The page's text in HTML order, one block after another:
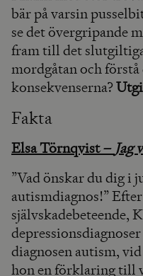
bär på varsin
se det övergripande
fram till det
mordgåtan och
konsekvenserna?
Fakta
Elsa Törnqvist – Jag
”Vad önskar du dig i
autismdiagnos!”
självskadebeteende,
diagnosen autism,
hon en förklaring till